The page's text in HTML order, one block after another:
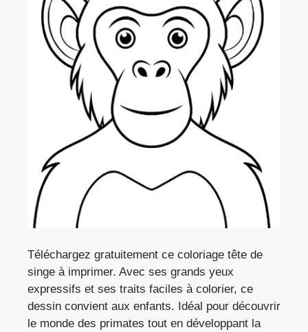
Téléchargez gratuitement ce coloriage tête de
singe à imprimer. Avec ses grands yeux
expressifs et ses traits faciles à colorier, ce
dessin convient aux enfants. Idéal pour découvrir
le monde des primates tout en développant la